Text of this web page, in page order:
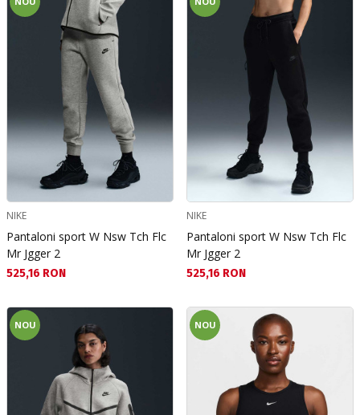
NIKE
Pantaloni sport W Nsw Tch Flc
Mr Jgger 2
Текуща цена:
525,16 RON
NIKE
Pantaloni sport W Nsw Tch Flc
Mr Jgger 2
Текуща цена:
525,16 RON
NOU NOU